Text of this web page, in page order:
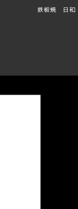
鉄板焼 日和